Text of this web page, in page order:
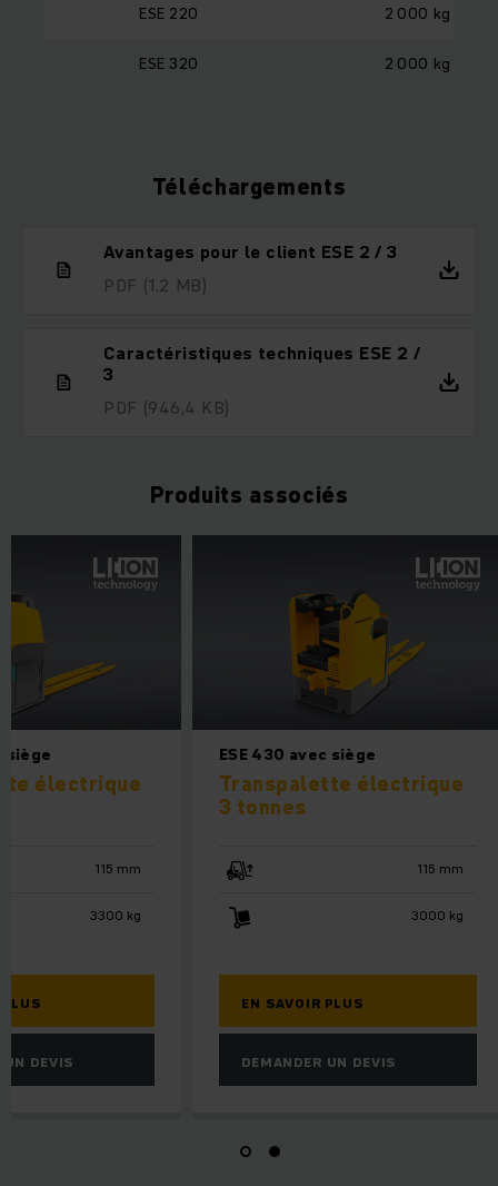
ESE 220 2 000 kg
ESE 320 2 000 kg
Téléchargements
Avantages pour le client ESE 2 / 3
PDF (1,2 MB)
Caractéristiques techniques ESE 2 /
3
PDF (946,4 KB)
Produits associés
533 avec siège
électrique
115 mm
3300 kg
EN SAVOIR PLUS
DEMANDER UN DEVIS
ESE 430 avec siège
Transpalette
EN SAVOIR PLUS
DEMANDER UN DEVIS